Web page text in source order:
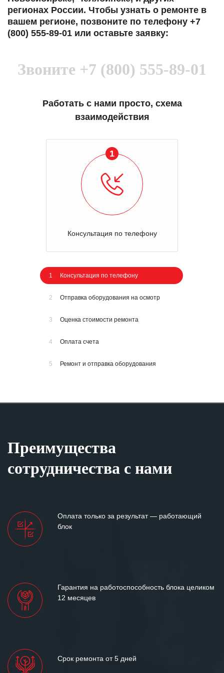
регионах России. Чтобы узнать о ремонте в
вашем регионе, позвоните по телефону +7
(800) 555-89-01 или оставьте заявку:
Звоните +7 (800) 555-89-01
Работать с нами просто, схема
взаимодействия
1
Консультация по телефону
1 Консультация по телефону
2 Отправка оборудования на осмотр
3 Оценка стоимости ремонта
4 Оплата счета
5 Ремонт и отправка оборудования
Преимущества
сотрудничества с нами
Оплата только за результат — работающий
блок
Гарантия на работоспособность блока целиком
12 месяцев
Срок ремонта от 5 дней